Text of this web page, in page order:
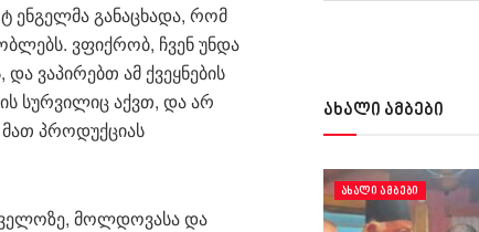
ენგელმა განაცხადა, რომ
ვფიქრობ, ჩვენ უნდა
ვაპირებთ ამ ქვეყნების
სურვილიც აქვთ, და არ
მათ პროდუქციას
მოლდოვასა და
ახალი ამბები
ᲐᲮᲐᲚᲘ ᲐᲛᲑᲔᲑᲘ